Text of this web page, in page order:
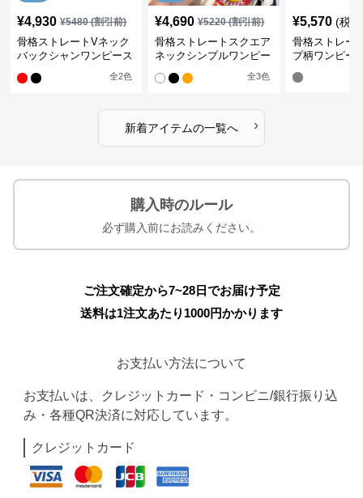
¥4,930 ¥5480(割引前)
骨格ストレートVネック
バックシャンワンピース
全2色
¥4,690 ¥5220(割引前)
骨格ストレートスクエア
ネックシンプルワンピー
全3色
¥5,570 (税
骨格ストレー
プ柄ワンピー
新着アイテムの一覧へ ›
購入時のルール
必ず購入前にお読みください。
ご注文確定から7~28日でお届け予定
送料は1注文あたり 1000円かかります
お支払い方法について
お支払いは、クレジットカード・コンビニ/銀行振り込
み・各種QR決済に対応しています。
クレジットカード